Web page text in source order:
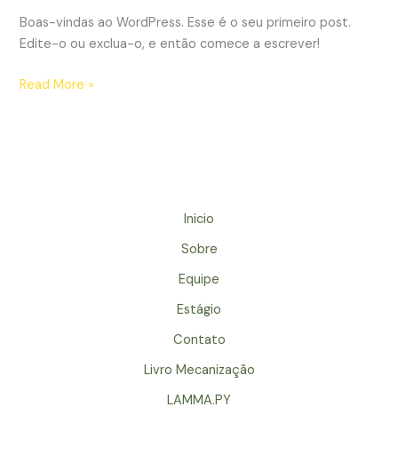
Boas-vindas ao WordPress. Esse é o seu primeiro post.
Edite-o ou exclua-o, e então comece a escrever!
Read More »
Inicio
Sobre
Equipe
Estágio
Contato
Livro Mecanização
LAMMA.PY